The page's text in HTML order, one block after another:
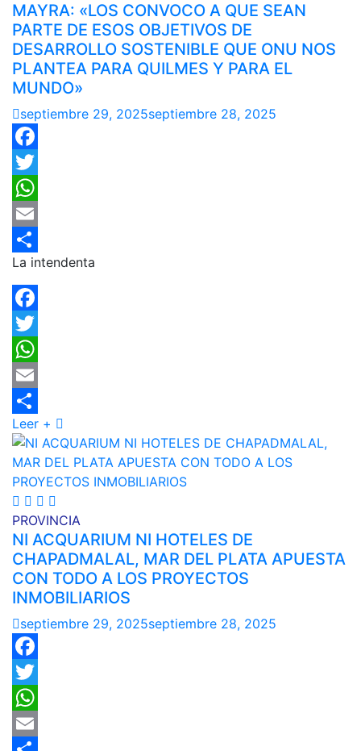
MAYRA: «LOS CONVOCO A QUE SEAN
PARTE DE ESOS OBJETIVOS DE
DESARROLLO SOSTENIBLE QUE ONU NOS
PLANTEA PARA QUILMES Y PARA EL
MUNDO»
septiembre 29, 2025septiembre 28, 2025
Facebook
Twitter
WhatsApp
Email
Compartir
La intendenta
Facebook
Twitter
WhatsApp
Email
Compartir
Leer +
PROVINCIA
NI ACQUARIUM NI HOTELES DE
CHAPADMALAL, MAR DEL PLATA APUESTA
CON TODO A LOS PROYECTOS
INMOBILIARIOS
septiembre 29, 2025septiembre 28, 2025
Facebook
Twitter
WhatsApp